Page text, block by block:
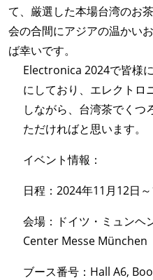
て、厳選した本場台湾のお
会の合間にアジアの温かい
ば幸いです。
Electronica 2024で皆様
にしており、エレクトロ
しながら、台湾茶でくつ
ただければと思います。
イベント情報：
日程：2024年11月12日
会場：ドイツ・ミュン
Center Messe München
ブース番号：Hall A6,